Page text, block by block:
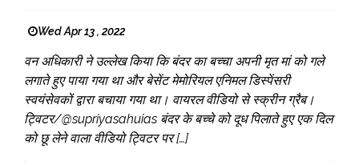
Wed Apr 13 , 2022
वन अधिकारी ने उल्लेख किया कि बंदर का बच्चा अपनी मृत मां को गले
लगाते हुए पाया गया था और बेसेंट मेमोरियल एनिमल डिस्पेंसरी
स्वयंसेवकों द्वारा बचाया गया था। वायरल वीडियो से स्क्रीन ग्रैब।
ट्विटर/@supriyasahuias बंदर के बच्चे को दूध पिलाते हुए एक दिल
को छू लेने वाला वीडियो ट्विटर पर […]